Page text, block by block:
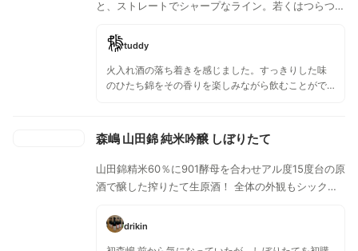
が物足りないという人に飲んでみてもらいたい。ち
上がるともう少し純米酒ぽさが出ますね！
と、ストレートでシャープなライン。若くはつらつと
が広がる。フレッシュなガス感、軽やかで透明感ある
tuddy
火入れ酒の落ち着きを感じました。すっきりした味
のひたち錦をその香りを楽しみながら飲むことがで
森嶋 山田錦 純米吟醸 しぼりたて
山田錦精米60％に901酵母を合わせアル度15度台の原
酒で醸した搾りたて生原酒！ 全体の外観もシックに
い思いの込めたラベルデザイン。 全体的にはクリア
drikin